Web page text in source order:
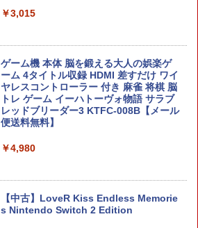
￥9,980
Switch2 保護フィルム スイッチ2 保護フ
ィルム switch2 フィルム Switch2 ガラ
スフィルム スイッチ2 フィルム ガイド
貼り付け キット カバー Switch 2 本体
アクセサリー Nintendo Switch2 ケース
可 透明 ブルーライト カット 99％ FIRM
E
￥1,000
【特典】ドラゴンクエストモンスターズ
4 枯れ木の国のビアンカ・フローラ マ
S5版(【早期購入封入特典】エリオット
旅立ちパック)
￥5,236
コナミデジタルエンタテインメント 【封
コレクション 2]
￥3,015
ゲーム機 本体 脳を鍛える大人の娯楽ゲ
ーム 4タイトル収録 HDMI 差すだけ ワイ
ヤレスコントローラー 付き 麻雀 将棋 脳
トレ ゲーム イーハトーヴォ物語 サラブ
レッドブリーダー3 KTFC-008B【メール
便送料無料】
￥4,980
【中古】LoveR Kiss Endless Memorie
s Nintendo Switch 2 Edition